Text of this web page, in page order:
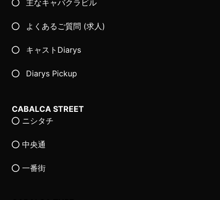
主なキャバクラビル
よくあるご質問 (求人)
キャストDiarys
Diarys Pickup
CABALCA STREET
ニシタチ
中央通
一番街